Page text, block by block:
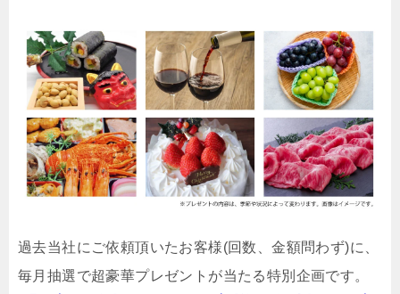
過去当社にご依頼頂いたお客様(回数、金額問わず)に、
毎月抽選で超豪華プレゼントが当たる特別企画です。